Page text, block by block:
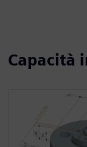
Capacità